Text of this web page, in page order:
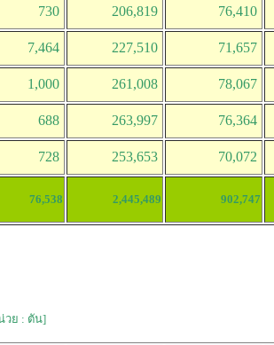
730 206,819 76,410
7,464 227,510 71,657
1,000 261,008 78,067
688 263,997 76,364
728 253,653 70,072
76,538 2,445,489 902,747
วย : ตัน]